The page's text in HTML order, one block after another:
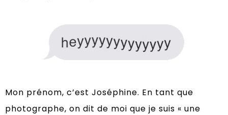
Mon prénom, c’est Joséphine. En tant que
photographe, on dit de moi que je suis « une